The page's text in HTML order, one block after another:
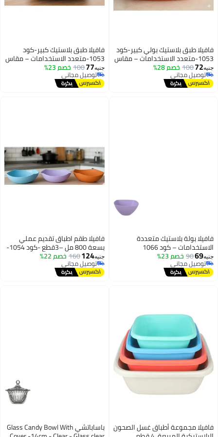
طبق بلاستيك بولي كبير-كود
1053-متعدد الاستخدامات – مقاس
22×16.5×4.5 سم – عملي وخفيف
اليومي
72
100خصم 28%
توصيل مجاني
توصيل مجاني
فافيلا طبق بلاستيك كبير-كود
1053-متعدد الاستخدامات – مقاس
22×16.5×4.5 سم – عملي وخفيف
للاستخدام اليومي
جنيه77
100خصم 23%
توصيل مجاني
توصيل مجاني
بولة بلاستيك متعددة
– كود 1066
69
90خصم 23%
توصيل مجاني
توصيل مجاني
فافيلا طقم اطباق تقديم عملي
بسعة 800 مل –3قطع -كود 1054-
سعة 20*20*5سم -للاستخدام
اليومي والتقديم
جنيه124
160خصم 22%
توصيل مجاني
توصيل مجاني
مجموعة أطباق غسل الصحون باساباتشي Glass Candy Bowl With